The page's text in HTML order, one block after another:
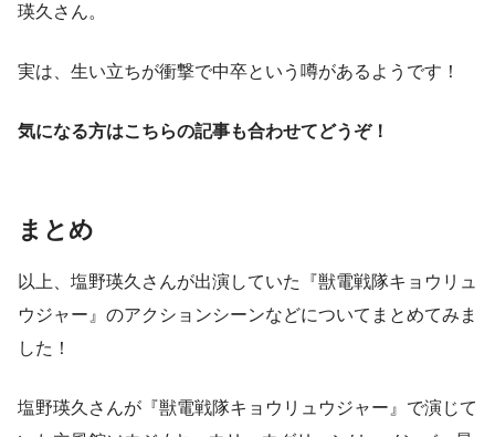
瑛久さん。
実は、生い立ちが衝撃で中卒という噂があるようです！
気になる方はこちらの記事も合わせてどうぞ！
まとめ
以上、塩野瑛久さんが出演していた『獣電戦隊キョウリュ
ウジャー』のアクションシーンなどについてまとめてみま
した！
塩野瑛久さんが『獣電戦隊キョウリュウジャー』で演じて